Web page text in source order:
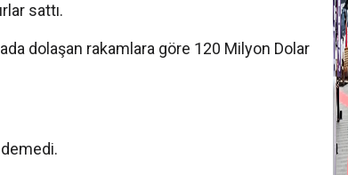
sattı.
dolaşan rakamlara göre 120 Milyon Dolar